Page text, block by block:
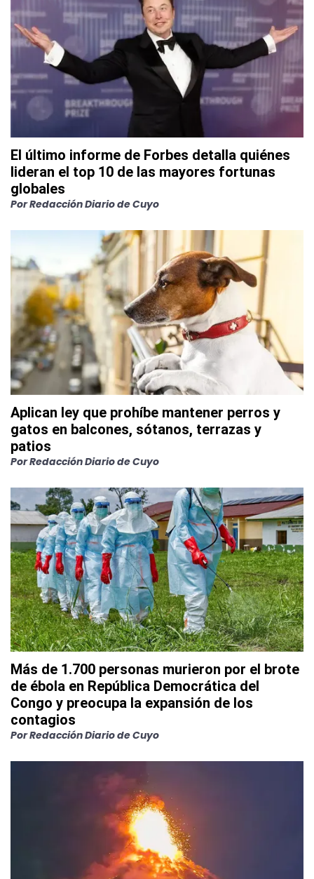
El último informe de Forbes detalla quiénes
lideran el top 10 de las mayores fortunas
globales
PorRedacción Diario de Cuyo
Aplican ley que prohíbe mantener perros y
gatos en balcones, sótanos, terrazas y
patios
PorRedacción Diario de Cuyo
Más de 1.700 personas murieron por el brote
de ébola en República Democrática del
Congo y preocupa la expansión de los
contagios
PorRedacción Diario de Cuyo